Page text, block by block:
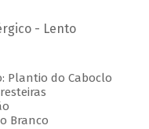
- Lento
Plantio do Caboclo
Branco